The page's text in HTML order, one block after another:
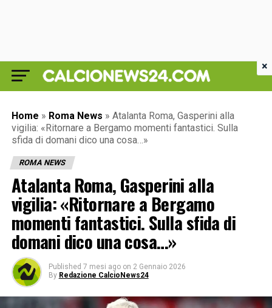
Home » Roma News » Atalanta Roma, Gasperini alla
vigilia: «Ritornare a Bergamo momenti fantastici. Sulla
sfida di domani dico una cosa…»
ROMA NEWS
Atalanta Roma, Gasperini alla
vigilia: «Ritornare a Bergamo
momenti fantastici. Sulla sfida di
domani dico una cosa…»
Published 7 mesi ago on 2 Gennaio 2026
By Redazione CalcioNews24
×